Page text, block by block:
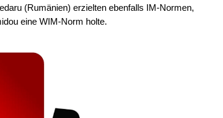
(Rumänien) erzielten ebenfalls IM-Normen,
eine WIM-Norm holte.